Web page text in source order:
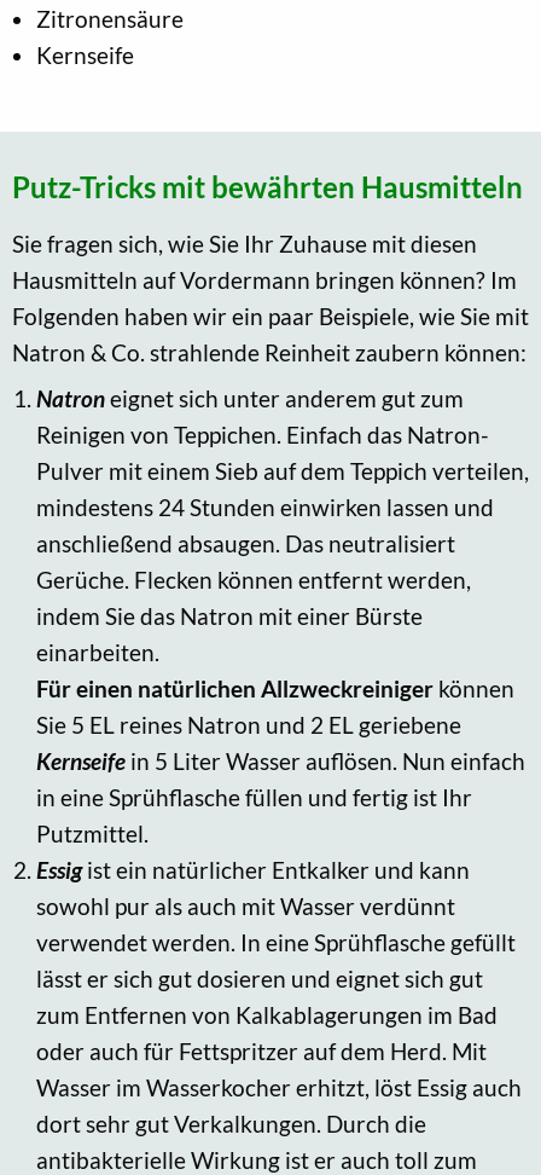
Zitronensäure
Kernseife
Putz-Tricks mit bewährten Hausmitteln
Sie fragen sich, wie Sie Ihr Zuhause mit diesen
Hausmitteln auf Vordermann bringen können? Im
Folgenden haben wir ein paar Beispiele, wie Sie mit
Natron & Co. strahlende Reinheit zaubern können:
Natroneignet sich unter anderem gut zum
Reinigen von Teppichen. Einfach das Natron-
Pulver mit einem Sieb auf dem Teppich verteilen,
mindestens 24 Stunden einwirken lassen und
anschließend absaugen. Das neutralisiert
Gerüche. Flecken können entfernt werden,
indem Sie das Natron mit einer Bürste
einarbeiten.
Für einen natürlichen Allzweckreiniger können
Sie 5 EL reines Natron und 2 EL geriebene
Kernseife in 5 Liter Wasser auflösen. Nun einfach
in eine Sprühflasche füllen und fertig ist Ihr
Putzmittel.
Essigist ein natürlicher Entkalker und kann
sowohl pur als auch mit Wasser verdünnt
verwendet werden. In eine Sprühflasche gefüllt
lässt er sich gut dosieren und eignet sich gut
zum Entfernen von Kalkablagerungen im Bad
oder auch für Fettspritzer auf dem Herd. Mit
Wasser im Wasserkocher erhitzt, löst Essig auch
dort sehr gut Verkalkungen. Durch die
antibakterielle Wirkung ist er auch toll zum